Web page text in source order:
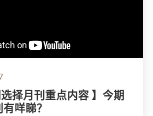
选择月刊重点内容 】今期
咩睇？